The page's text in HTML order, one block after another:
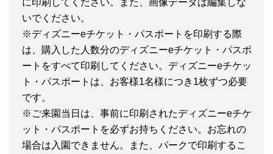
に印刷してください。また、画像データは編集しな
いでください。
※ディズニーeチケット・パスポートを印刷する際
は、購入した人数分のディズニーeチケット・パスポ
ートをすべて印刷してください。ディズニーeチケッ
ト・パスポートは、お客様1名様につき1枚ずつ必要
です。
※ご来園当日は、事前に印刷されたディズニーeチケ
ット・パスポートを必ずお持ちください。お忘れの
場合は入園できません。また、パークで印刷するこ